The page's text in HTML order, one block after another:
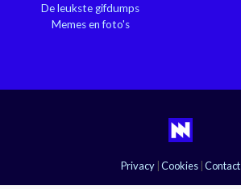
De leukste gifdumps
Memes en foto's
Privacy Cookies Contact